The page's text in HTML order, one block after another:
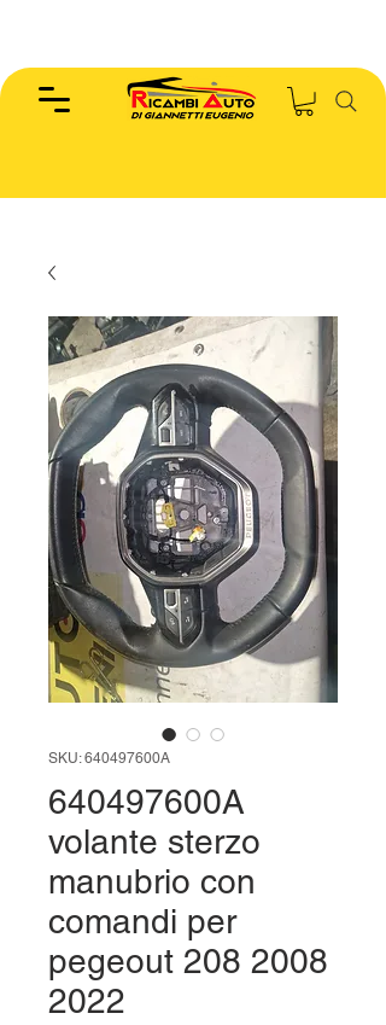
SKU: 640497600A
640497600A
volante sterzo
manubrio con
comandi per
pegeout 208 2008
2022